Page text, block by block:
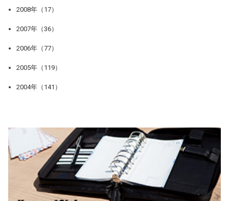
2008年（17）
2007年（36）
2006年（77）
2005年（119）
2004年（141）